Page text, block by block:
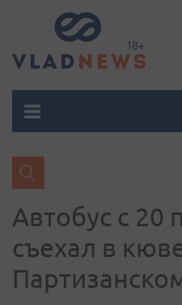
Автобус с 20
съехал в